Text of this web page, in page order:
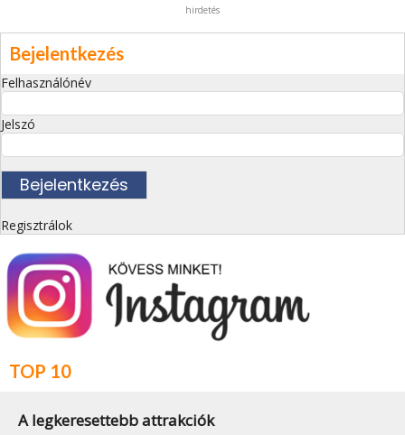
hirdetés
Bejelentkezés
Felhasználónév
Jelszó
Regisztrálok
TOP 10
A legkeresettebb attrakciók